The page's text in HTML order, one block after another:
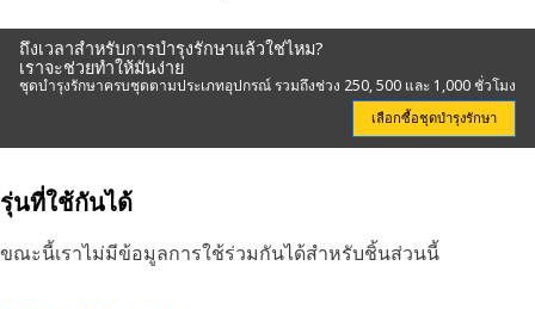
ถึงเวลาสำหรับการบำรุงรักษาแล้วใช่ไหม?
เราจะช่วยทำให้มันง่าย
ชุดบำรุงรักษาครบชุดตามประเภทอุปกรณ์ รวมถึงช่วง 250, 500 และ 1,000 ชั่วโมง
เลือกซื้อชุดบำรุงรักษา
รุ่นที่ใช้กันได้
ขณะนี้เราไม่มีข้อมูลการใช้ร่วมกันได้สำหรับชิ้นส่วนนี้